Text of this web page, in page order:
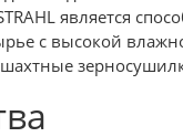
является
с высокой